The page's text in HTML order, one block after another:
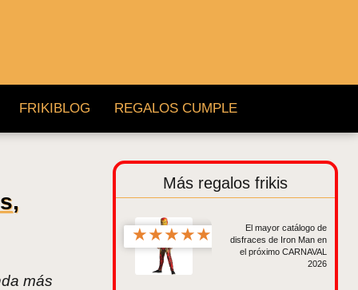
FRIKIBLOG REGALOS CUMPLE
,
más
Más regalos frikis
★★★★★
El mayor catálogo de
disfraces de Iron Man en
el próximo CARNAVAL
2026